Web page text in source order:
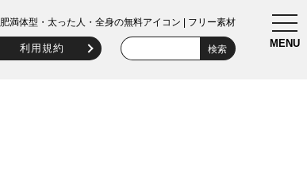
MENU
肥満体型・太った人・全身の無料アイコン | フリー素材
利用規約